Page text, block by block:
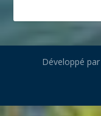
Développé par